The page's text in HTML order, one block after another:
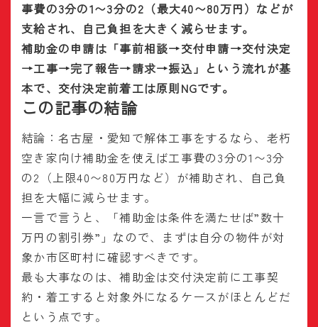
事費の3分の1〜3分の2（最大40〜80万円）などが
支給され、自己負担を大きく減らせます。
補助金の申請は「事前相談→交付申請→交付決定
→工事→完了報告→請求→振込」という流れが基
本で、交付決定前着工は原則NGです。
この記事の結論
結論：名古屋・愛知で解体工事をするなら、老朽
空き家向け補助金を使えば工事費の3分の1〜3分
の2（上限40〜80万円など）が補助され、自己負
担を大幅に減らせます。
一言で言うと、「補助金は条件を満たせば”数十
万円の割引券”」なので、まずは自分の物件が対
象か市区町村に確認すべきです。
最も大事なのは、補助金は交付決定前に工事契
約・着工すると対象外になるケースがほとんどだ
という点です。